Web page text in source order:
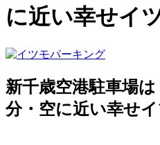
に近い幸せイ
新千歳空港駐車場
分・空に近い幸せ